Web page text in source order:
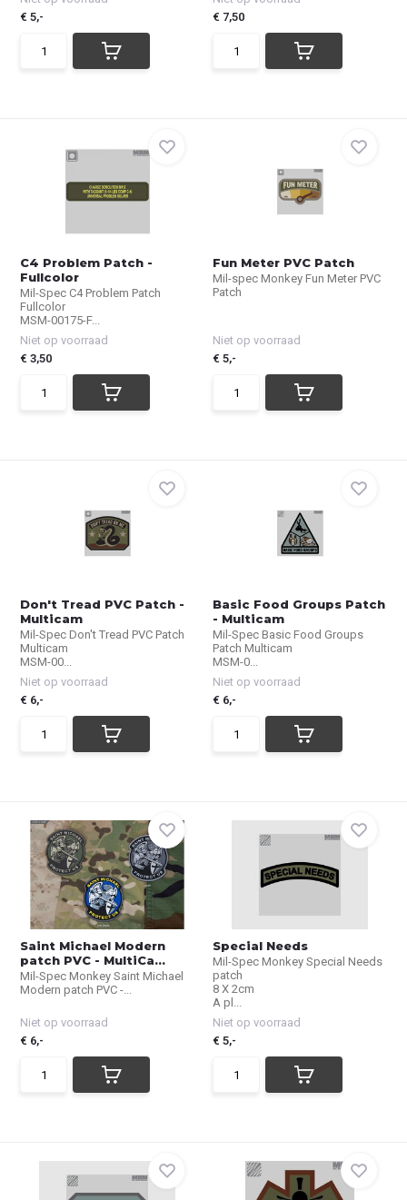
€ 5,-
€ 7,50
C4 Problem Patch -
Fullcolor
Mil-Spec C4 Problem Patch
Fullcolor
MSM-00175-F...
Niet op voorraad
€ 3,50
Fun Meter PVC Patch
Mil-spec Monkey Fun Meter PVC
Patch
Niet op voorraad
€ 5,-
Don't Tread PVC Patch -
Multicam
Mil-Spec Don't Tread PVC Patch
Multicam
MSM-00...
Niet op voorraad
€ 6,-
Basic Food Groups Patch
- Multicam
Mil-Spec Basic Food Groups
Patch Multicam
MSM-0...
Niet op voorraad
€ 6,-
Saint Michael Modern
patch PVC - MultiCa...
Mil-Spec Monkey Saint Michael
Modern patch PVC -...
Niet op voorraad
€ 6,-
Special Needs
Mil-Spec Monkey Special Needs
patch
8 X 2cm
A pl...
Niet op voorraad
€ 5,-